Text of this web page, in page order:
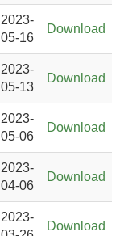
2023-
05-16
Download
2023-
05-13
Download
2023-
05-06
Download
2023-
04-06
Download
2023-
Download